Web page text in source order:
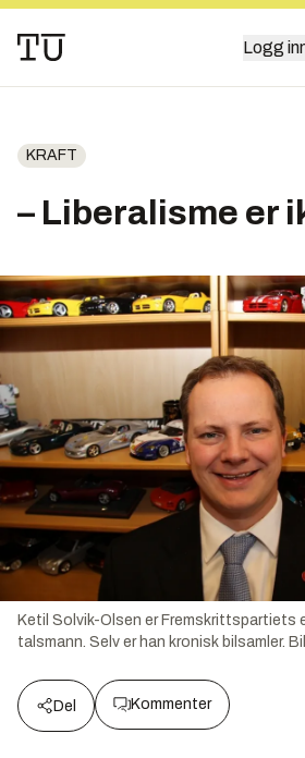
Logg
KRAFT
– Liberalisme er
Ketil Solvik-Olsen er Fremskrittspartiets
talsmann. Selv er han kronisk bilsamler.
Del Kommenter